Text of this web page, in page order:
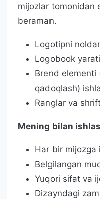
mijozlar tomonidan
beraman.
Logotipni
Logobook
Brend elementi
qadoqlash)
Ranglar va
Mening bilan
Har bir
Belgilangan
Yuqori sifat va
Dizayndagi